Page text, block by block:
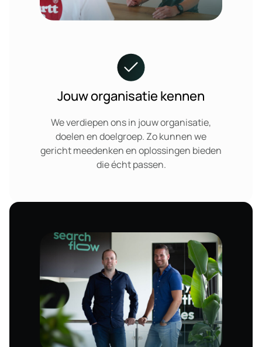
Jouw organisatie kennen
We verdiepen ons in jouw organisatie,
doelen en doelgroep. Zo kunnen we
gericht meedenken en oplossingen bieden
die écht passen.